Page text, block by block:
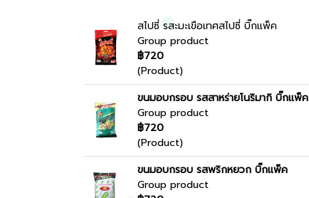
สไปซี่ รสะมะเขือเทศสไปซี่ บิ๊กแพ็ค
Group product
฿720
(Product)
ขนมอบกรอบ รสสาหร่ายโนริมากิ บิ๊กแพ็ค
Group product
฿720
(Product)
ขนมอบกรอบ รสพริกหยวก บิ๊กแพ็ค
Group product